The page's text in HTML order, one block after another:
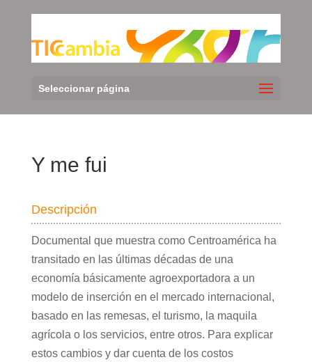
Seleccionar página
Y me fui
Descripción
Documental que muestra como Centroamérica ha
transitado en las últimas décadas de una
economía básicamente agroexportadora a un
modelo de inserción en el mercado internacional,
basado en las remesas, el turismo, la maquila
agrícola o los servicios, entre otros. Para explicar
estos cambios y dar cuenta de los costos